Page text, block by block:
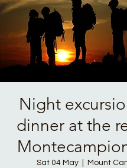
Night
dinner at the
Sat 04 May
  |
Mount